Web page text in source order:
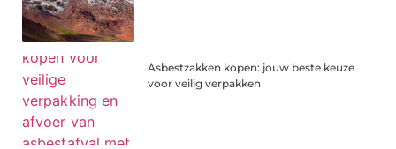
Asbestzakken kopen: jouw beste keuze
voor veilig verpakken